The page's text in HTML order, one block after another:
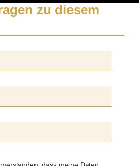
zu diesem